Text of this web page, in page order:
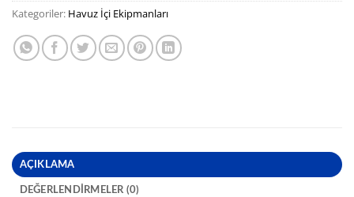
Kategoriler: Havuz İçi Ekipmanları
AÇIKLAMA
DEĞERLENDIRMELER (0)